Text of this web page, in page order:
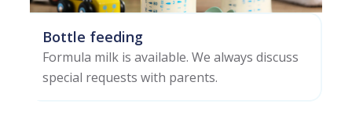
Bottle feeding
Formula milk is available. We always discuss
special requests with parents.